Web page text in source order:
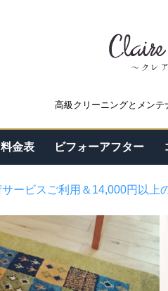
高級クリーニングとメン
料金表 ビフォーアフター
ービスご利用＆14,000円以上